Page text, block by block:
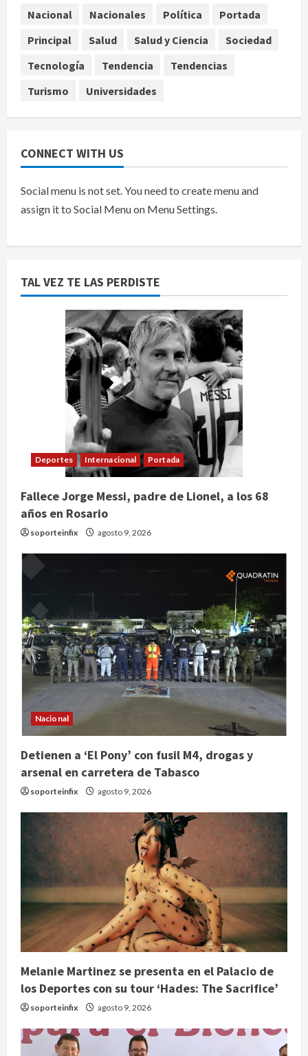
Colombia respalda soberanía de
TLC
Nacional Nacionales Política
Portada
Principal
Salud Salud y Ciencia
Sociedad
Tecnología
Tendencia
Tendencias
Turismo
Universidades
CONNECT WITH US
Social menu is not set. You need to create menu and
assign it to Social Menu on Menu Settings.
TAL VEZ TE LAS PERDISTE
Deportes Internacional Portada
Fallece Jorge Messi, padre de Lionel, a los 68
años en Rosario
soporteinfix agosto 9, 2026
Nacional
Detienen a ‘El Pony’ con fusil M4, drogas y
arsenal en carretera de Tabasco
soporteinfix agosto 9, 2026
Melanie Martinez se presenta en el Palacio de
los Deportes con su tour ‘Hades: The Sacrifice’
soporteinfix agosto 9, 2026